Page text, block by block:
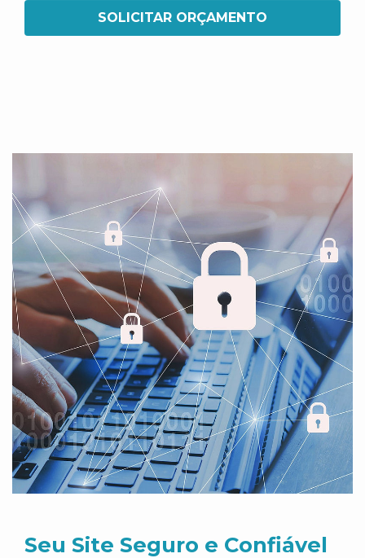
SOLICITAR ORÇAMENTO
Seu Site Seguro e Confiável